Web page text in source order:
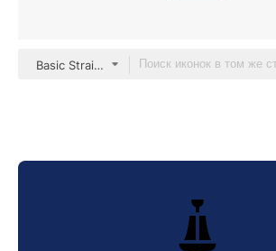
Basic Straight Filled